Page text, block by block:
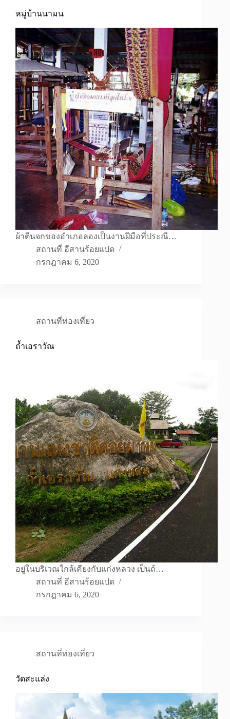
หมู่บ้านนามน
ผ้าตีนจกของอำเภอลองเป็นงานฝีมือที่ประณี…
สถานที่ อีสานร้อยแปด
กรกฎาคม 6, 2020
สถานที่ท่องเที่ยว
ถ้ำเอราวัณ
อยู่ในบริเวณใกล้เคียงกับแก่งหลวง เป็นถ้…
สถานที่ อีสานร้อยแปด
กรกฎาคม 6, 2020
สถานที่ท่องเที่ยว
วัดสะแล่ง